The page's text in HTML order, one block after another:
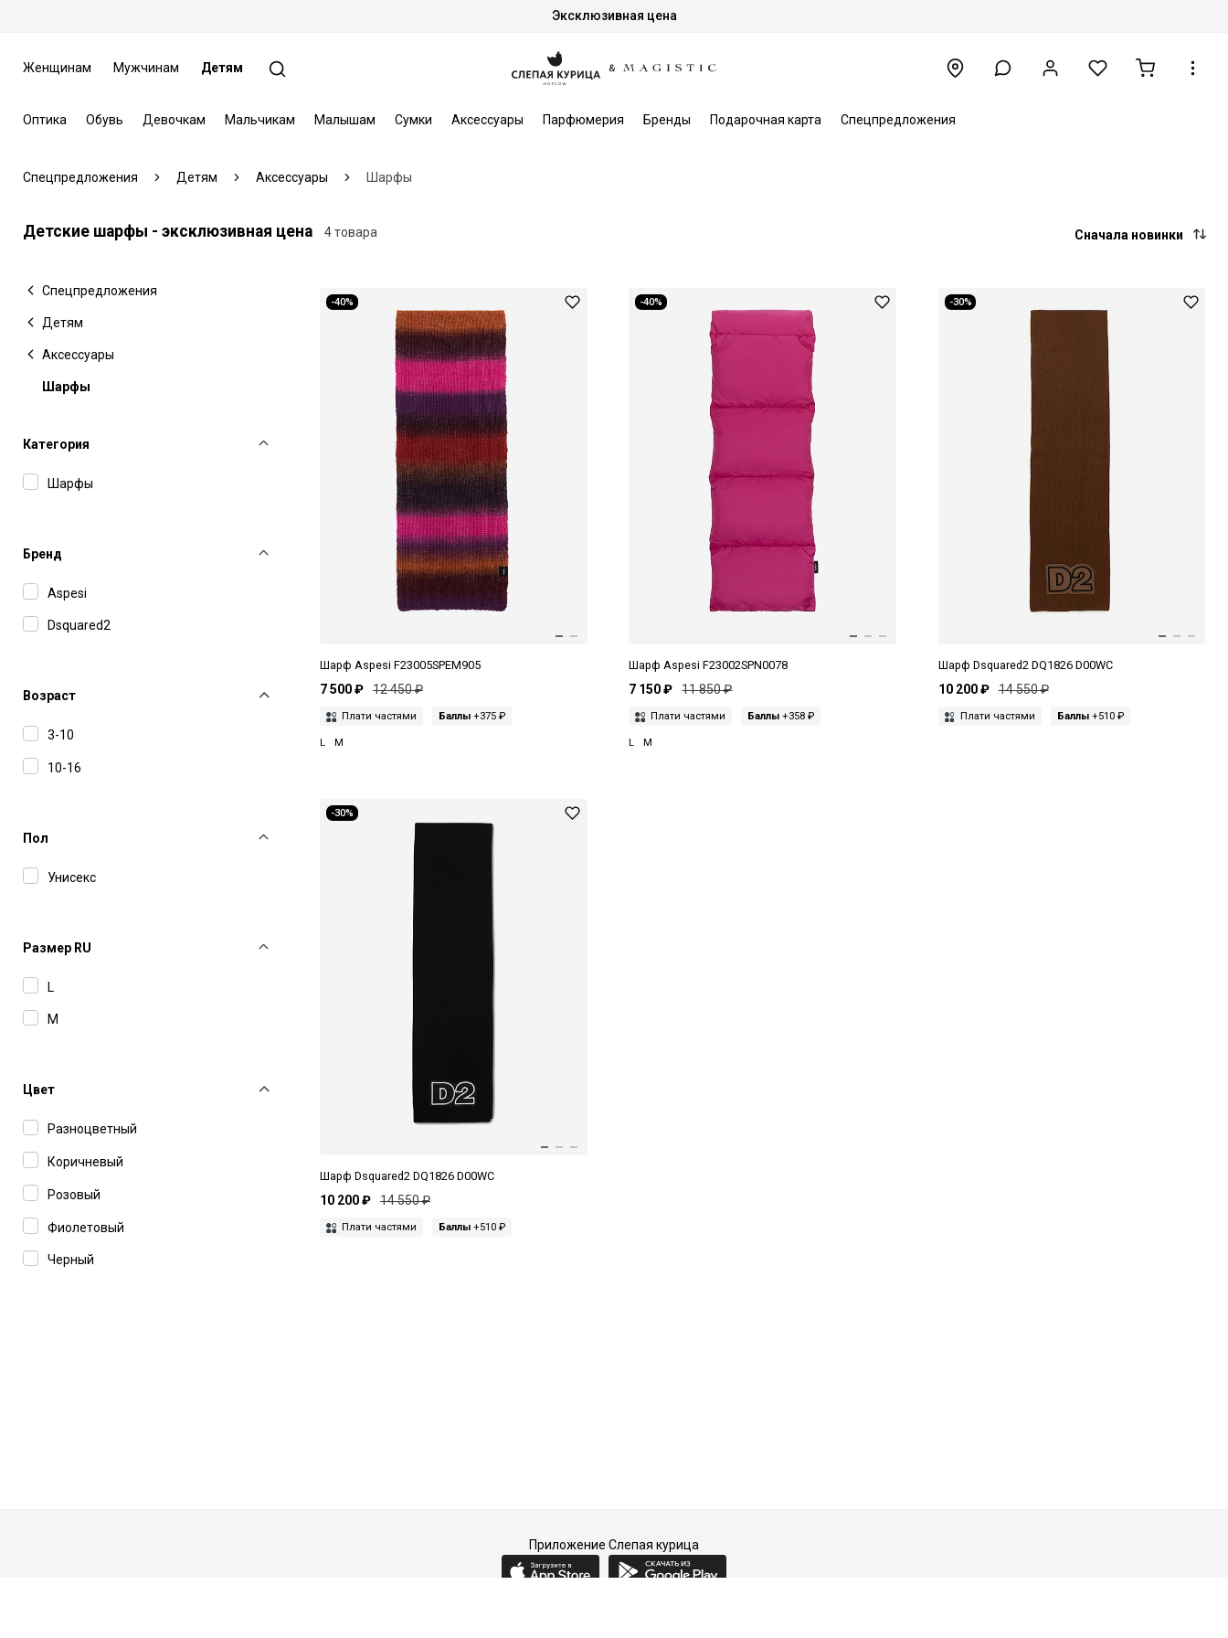
Эксклюзивная цена
Женщинам Мужчинам Детям
Оптика Обувь Девочкам Мальчикам Малышам Сумки Аксессуары Парфюмерия Бренды Подарочная карта Спецпредложения
Спецпредложения Детям Аксессуары Шарфы
Детские шарфы - эксклюзивная цена 4 товара Сначала новинки
Спецпредложения
Детям
Аксессуары
Шарфы
Категория
Шарфы
Бренд
Aspesi
Dsquared2
Возраст
3-10
10-16
Пол
Унисекс
Размер RU
L
M
Цвет
Разноцветный
Коричневый
Розовый
Фиолетовый
Черный
-40%
Шарф Aspesi F23005SPEM905
7 500 ₽ 12 450 ₽
Плати частями Баллы +375 ₽
L M
-40%
Шарф Aspesi F23002SPN0078
7 150 ₽ 11 850 ₽
Плати частями Баллы +358 ₽
L M
-30%
Шарф Dsquared2 DQ1826 D00WC
10 200 ₽ 14 550 ₽
Плати частями Баллы+510 ₽
-30%
Шарф Dsquared2 DQ1826 D00WC
10 200 ₽ 14 550 ₽
Плати частями Баллы +510 ₽
Приложение Слепая курица